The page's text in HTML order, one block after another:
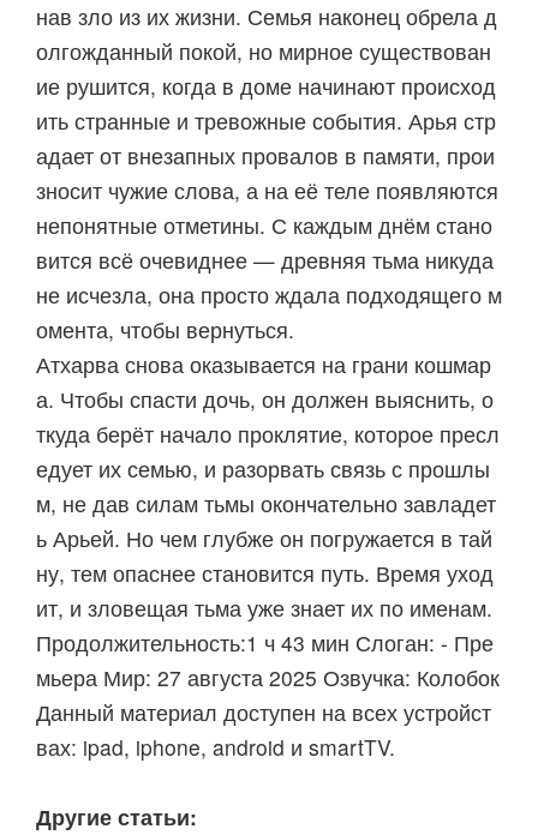
нав зло из их жизни. Семья наконец обрела д
олгожданный покой, но мирное существован
ие рушится, когда в доме начинают происход
ить странные и тревожные события. Арья стр
адает от внезапных провалов в памяти, прои
зносит чужие слова, а на её теле появляются
непонятные отметины. С каждым днём стано
вится всё очевиднее — древняя тьма никуда
не исчезла, она просто ждала подходящего м
омента, чтобы вернуться.
Атхарва снова оказывается на грани кошмар
а. Чтобы спасти дочь, он должен выяснить, о
ткуда берёт начало проклятие, которое пресл
едует их семью, и разорвать связь с прошлы
м, не дав силам тьмы окончательно завладет
ь Арьей. Но чем глубже он погружается в тай
ну, тем опаснее становится путь. Время уход
ит, и зловещая тьма уже знает их по именам.
Продолжительность:1 ч 43 мин Слоган: - Пре
мьера Мир: 27 августа 2025 Озвучка: Колобок
Данный материал доступен на всех устройст
вах: ipad, iphone, android и smartTV.
Другие статьи: